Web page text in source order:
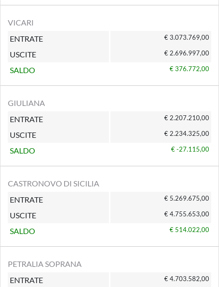
VICARI
ENTRATE
€ 3.073.769,00
USCITE € 2.696.997,00
SALDO € 376.772,00
GIULIANA
ENTRATE
€ 2.207.210,00
USCITE € 2.234.325,00
SALDO € -27.115,00
CASTRONOVO DI SICILIA
ENTRATE
€ 5.269.675,00
USCITE € 4.755.653,00
SALDO € 514.022,00
PETRALIA SOPRANA
ENTRATE
€ 4.703.582,00